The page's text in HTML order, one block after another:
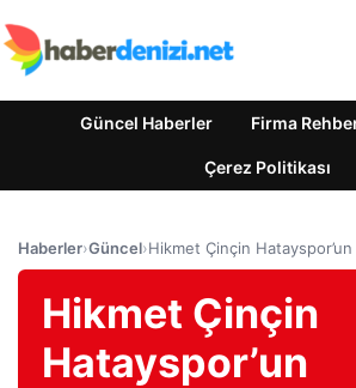
Güncel Haberler Firma
Çerez Politikası
Haberler›Güncel›Hikmet Çinçin Hatayspor’un
Hikmet Çinçin
Hatayspor’un